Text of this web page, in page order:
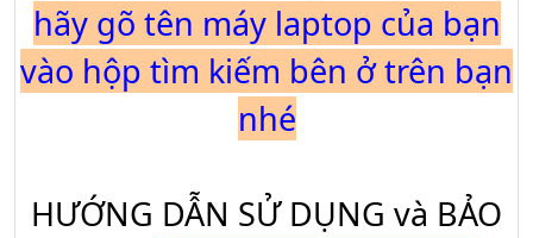
hãy gõ tên máy laptop của bạn
vào hộp tìm kiếm bên ở trên bạn
nhé
HƯỚNG DẪN SỬ DỤNG và BẢO